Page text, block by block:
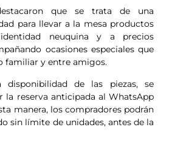
que se trata de una
para llevar a la mesa productos
neuquina y a precios
ocasiones especiales que
familiar y entre amigos.
disponibilidad de las piezas, se
la reserva anticipada al WhatsApp
manera, los compradores podrán
sin límite de unidades, antes de la